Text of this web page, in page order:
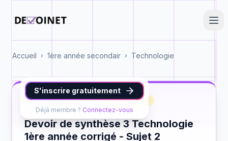
Accueil › 1ère année secondair › Technologie
S'inscrire gratuitement
Déjà membre ? Connectez-vous
Technique 1ère année synthèse 3
Devoir de synthèse 3 Technologie
1ère année corrigé - Sujet 2